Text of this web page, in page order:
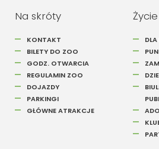
Na skróty
KONTAKT
BILETY DO ZOO
GODZ. OTWARCIA
REGULAMIN ZOO
DOJAZDY
PARKINGI
GŁÓWNE ATRAKCJE